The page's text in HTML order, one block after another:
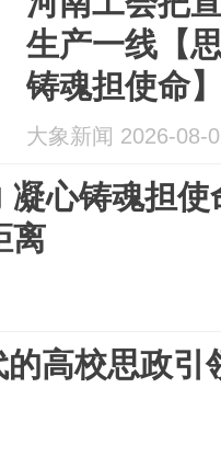
生产一线【
铸魂担使命
斗故事零距
大象新闻 2026-08-
凝心铸魂担
离
高校思政引